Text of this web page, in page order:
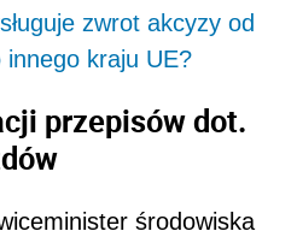
zwrot akcyzy od
kraju UE?
przepisów dot.
środowiska